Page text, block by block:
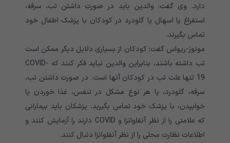
دارد. وی گفت: والدین باید در صورت داشتن تب، سرفه،
استفراغ یا اسهال یا گلودرد در کودکان با پزشک اطفال خود
تماس بگیرند.
مونوز-ریواس گفت: کودکان از بسیاری دلایل دیگر ممکن است
تب داشته باشند، بنابراین والدین نباید فکر کنند که COVID-
19 تنها علت تب در کودکان آنها است. در صورت داشتن تب،
سرفه، گلودرد، یا هر نوع مشکل در تنفس، غذا خوردن یا
خوابیدن، با پزشک خود تماس بگیرید. پزشکان باید بیمارانی
که علامتی را از نظر آنفلوانزا و COVID دارند را آزمایش کنند و
اطلاعات نظارت محلی را از نظر آنفلوانزا دنبال کنند.